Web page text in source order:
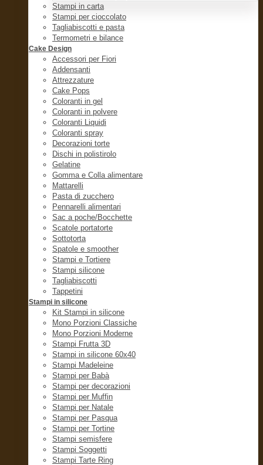
Stampi in carta
Stampi per cioccolato
Tagliabiscotti e pasta
Termometri e bilance
Cake Design
Accessori per Fiori
Addensanti
Attrezzature
Cake Pops
Coloranti in gel
Coloranti in polvere
Coloranti Liquidi
Coloranti spray
Decorazioni torte
Dischi in polistirolo
Gelatine
Gomma e Colla alimentare
Mattarelli
Pasta di zucchero
Pennarelli alimentari
Sac a poche/Bocchette
Scatole portatorte
Sottotorta
Spatole e smoother
Stampi e Tortiere
Stampi silicone
Tagliabiscotti
Tappetini
Stampi in silicone
Kit Stampi in silicone
Mono Porzioni Classiche
Mono Porzioni Moderne
Stampi Frutta 3D
Stampi in silicone 60x40
Stampi Madeleine
Stampi per Babà
Stampi per decorazioni
Stampi per Muffin
Stampi per Natale
Stampi per Pasqua
Stampi per Tortine
Stampi semisfere
Stampi Soggetti
Stampi Tarte Ring